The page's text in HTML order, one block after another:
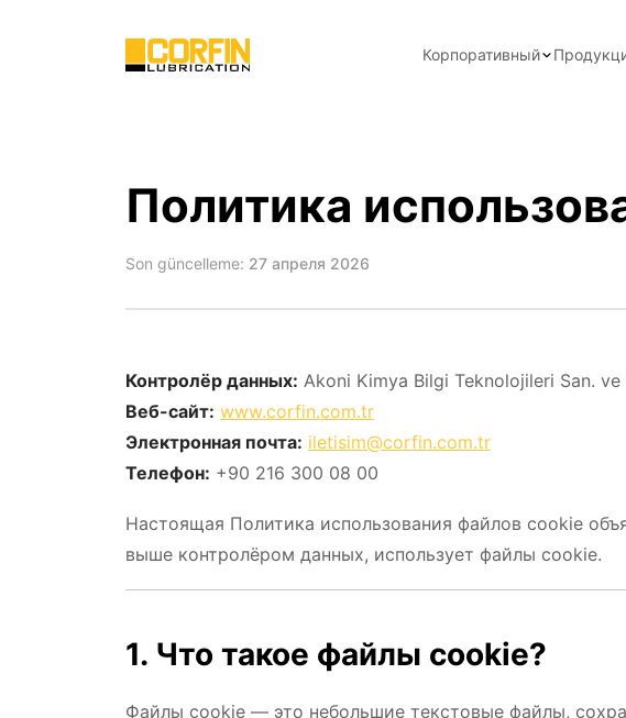
Корпоративный
Политика
Son güncelleme: 27 апреля 2026
Контролёр данных: Akoni Kimya Bilgi Teknolojileri San. ve
Веб-сайт: www.corfin.com.tr
Электронная почта: iletisim@corfin.com.tr
Телефон: +90 216 300 08 00
Настоящая Политика использования файлов cookie
выше контролёром данных, использует файлы cookie.
1. Что такое файлы cookie?
Файлы cookie — это небольшие текстовые файлы,